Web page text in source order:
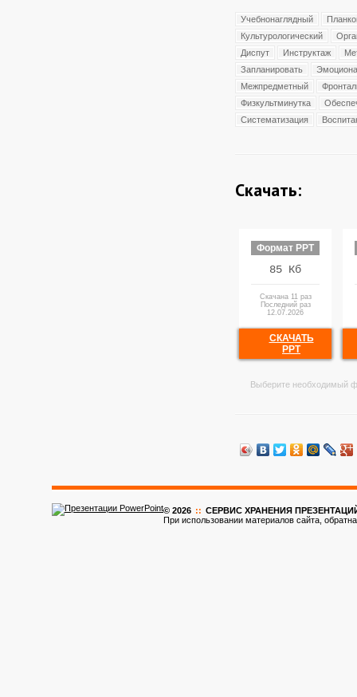
Учебнонаглядный
Культурологический
Диспут
Инструктаж
Запланировать
Межпредметный
Физкультминутка
Систематизация
Скачать:
Формат PPT
85 Кб
Скачана 11 раз
Последний раз
12.07.2026
СКАЧАТЬ
PPT
Выберите необходимый
© 2026 :: CЕРВИС ХРАНЕНИЯ ПРЕЗЕНТАЦИЙ
При использовании материалов сайта,